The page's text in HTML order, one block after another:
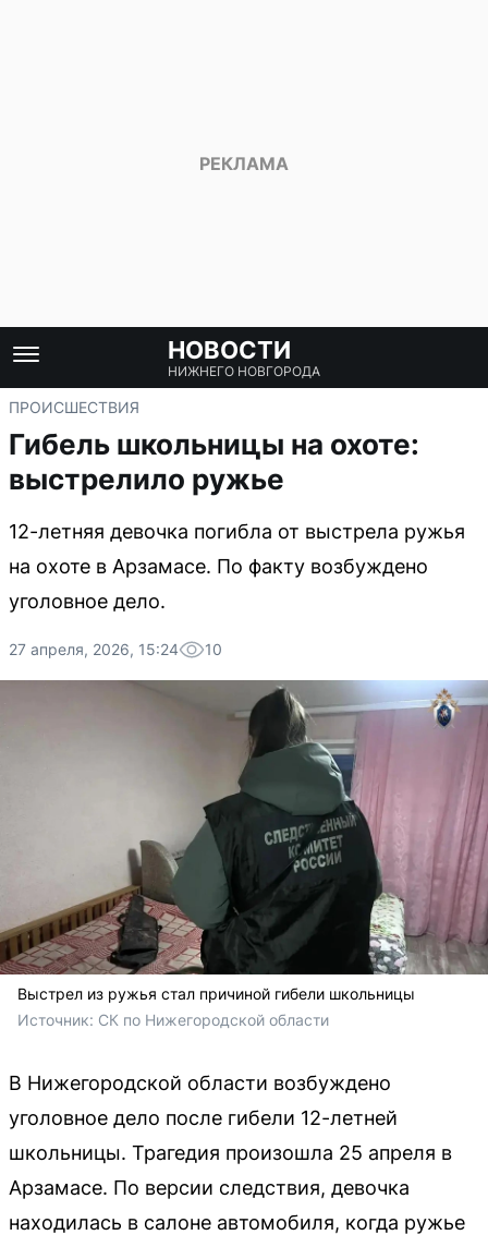
НОВОСТИ
НИЖНЕГО НОВГОРОДА
ПРОИСШЕСТВИЯ
Гибель школьницы на охоте:
выстрелило ружье
12-летняя девочка погибла от выстрела ружья
на охоте в Арзамасе. По факту возбуждено
уголовное дело.
27 апреля, 2026, 15:24 10
Выстрел из ружья стал причиной гибели школьницы
Источник: СК по Нижегородской области
В Нижегородской области возбуждено
уголовное дело после гибели 12-летней
школьницы. Трагедия произошла 25 апреля в
Арзамасе. По версии следствия, девочка
находилась в салоне автомобиля, когда ружье